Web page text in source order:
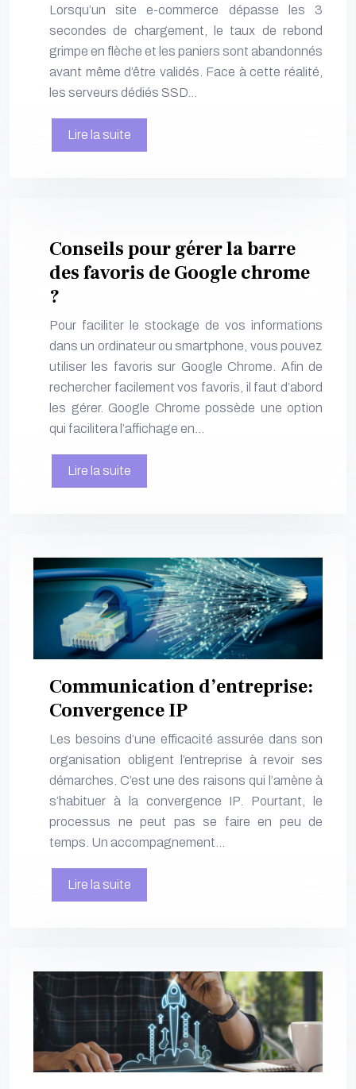
Lorsqu’un site e-commerce dépasse les 3
secondes de chargement, le taux de rebond
grimpe en flèche et les paniers sont abandonnés
avant même d’être validés. Face à cette réalité,
les serveurs dédiés SSD…
Lire la suite
Conseils pour gérer la barre
des favoris de Google chrome
?
Pour faciliter le stockage de vos informations
dans un ordinateur ou smartphone, vous pouvez
utiliser les favoris sur Google Chrome. Afin de
rechercher facilement vos favoris, il faut d’abord
les gérer. Google Chrome possède une option
qui facilitera l’affichage en…
Lire la suite
Communication d’entreprise:
Convergence IP
Les besoins d’une efficacité assurée dans son
organisation obligent l’entreprise à revoir ses
démarches. C’est une des raisons qui l’amène à
s’habituer à la convergence IP. Pourtant, le
processus ne peut pas se faire en peu de
temps. Un accompagnement…
Lire la suite